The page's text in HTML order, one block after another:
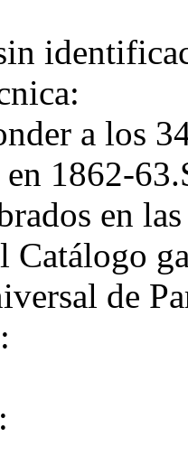
a los
1862-
en
Catálogo
de